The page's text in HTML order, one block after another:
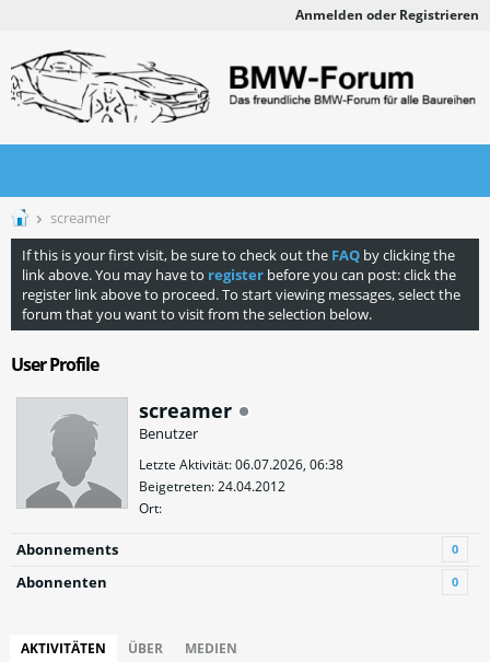
Anmelden oder Registrieren
screamer
If this is your first visit, be sure to check out the FAQ by clicking the
link above. You may have to register before you can post: click the
register link above to proceed. To start viewing messages, select the
forum that you want to visit from the selection below.
User Profile
screamer
Benutzer
Letzte Aktivität: 06.07.2026, 06:38
Beigetreten: 24.04.2012
Ort:
Abonnements 0
Abonnenten 0
AKTIVITÄTEN ÜBER MEDIEN